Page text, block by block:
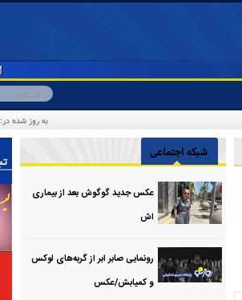
به روز شده در: ۱۴ مرداد ۱۴۰۵ - ۲۳:۵۰
شبکه اجتماعی
عکس جدید گوگوش بعد از بیماری
اش
رونمایی صابر ابر از گربه‌های لوکس
و کمیابش/عکس